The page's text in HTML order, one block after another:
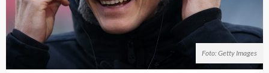
Foto: Getty Images